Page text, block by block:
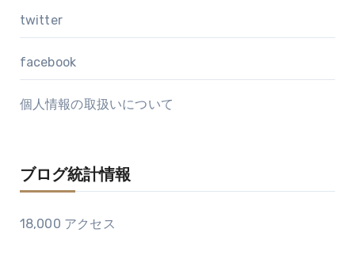
twitter
facebook
個人情報の取扱いについて
ブログ統計情報
18,000 アクセス